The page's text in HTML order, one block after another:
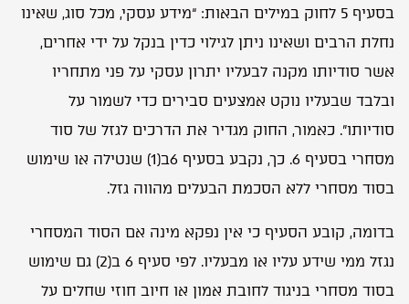
בסעיף 5 לחוק במילים הבאות: “מידע עסקי, מכל סוג, שאינו
נחלת הרבים ושאינו ניתן לגילוי כדין בנקל על ידי אחרים,
אשר סודיותו מקנה לבעליו יתרון עסקי על פני מתחריו
ובלבד שבעליו נוקט אמצעים סבירים כדי לשמור על
סודיותו”. כאמור, החוק מגדיר את הדרכים לגזל של סוד
מסחרי בסעיף 6. כך, נקבע בסעיף 6ב(1) שנטילה או שימוש
בסוד מסחרי ללא הסכמת הבעלים מהווה גזל.
בדומה, קובע הסעיף כי אין נפקא מינה אם הסוד המסחרי
נגזל ממי שידע עליו או מבעליו. לפי סעיף 6 ב(2) גם שימוש
בסוד מסחרי בניגוד לחובת אמון או חיוב חוזי שחלים על